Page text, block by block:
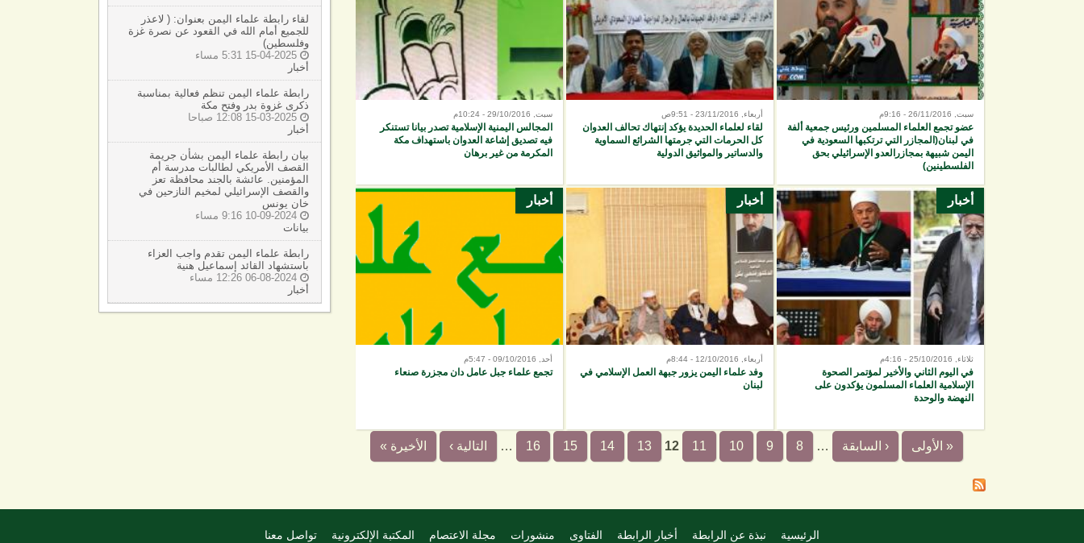
لقاء رابطة علماء اليمن بعنوان: ( لاعذر
للجميع أمام الله في القعود عن نصرة غزة
وفلسطين)

أخبار
رابطة علماء اليمن تنظم فعالية بمناسبة
ذكرى غزوة بدر وفتح مكة

أخبار
بيان رابطة علماء اليمن بشأن جريمة
القصف الأمريكي لطالبات مدرسة أم
المؤمنين. عائشة بالجند محافظة تعز
والقصف الإسرائيلي لمخيم النازحين في
خان يونس

بيانات
رابطة علماء اليمن تقدم واجب العزاء
باستشهاد القائد إسماعيل هنية

أخبار
سبت, 26/11/2016 - 9:16م
عضو تجمع العلماء المسلمين ورئيس جمعية ألفة
في لبنان(المجازر التي ترتكبها السعودية في
اليمن شبيهة بمجازرالعدو الإسرائيلي بحق
الفلسطينين)
أربعاء, 23/11/2016 - 9:51ص
لقاء لعلماء الحديدة يؤكد إنتهاك تحالف العدوان
كل الحرمات التي جرمتها الشرائع السماوية
والدساتير والمواثيق الدولية
سبت, 29/10/2016 - 10:24م
المجالس اليمنية الإسلامية تصدر بيانا تستنكر
فيه تصديق إشاعة العدوان باستهداف مكة
المكرمة من غير برهان
أخبار
ثلاثاء, 25/10/2016 - 4:16م
في اليوم الثاني والأخير لمؤتمر الصحوة
الإسلامية العلماء المسلمون يؤكدون على
النهضة والوحدة
أخبار
أربعاء, 12/10/2016 - 8:44م
وفد علماء اليمن يزور جبهة العمل الإسلامي في
لبنان
أخبار
أحد, 09/10/2016 - 5:47م
تجمع علماء جبل عامل دان مجزرة صنعاء
« الأولى ‹ السابقة …
8
9
10
11
12
13
14
15
16
… التالية › الأخيرة »
الرئيسية نبذة عن الرابطة أخبار الرابطة الفتاوى منشورات مجلة الاعتصام المكتبة الإلكترونية تواصل معنا